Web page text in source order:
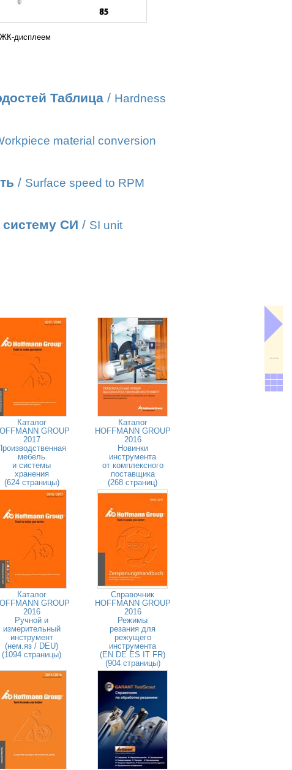
дисплеем
Таблица / Hardness
material conversion
/ Surface speed to RPM
СИ / SI unit
Каталог
GROUP
2017
мебель
и системы
хранения
(624 страницы)
Каталог
HOFFMANN GROUP
2016
Новинки
инструмента
от комплексного
поставщика
(268 страниц)
Каталог
GROUP
2016
Ручной и
измерительный
инструмент
(нем.яз / DEU)
(1094 страницы)
Справочник
HOFFMANN GROUP
2016
Режимы
резания для
режущего
инструмента
(EN DE ES IT FR)
(904 страницы)
---